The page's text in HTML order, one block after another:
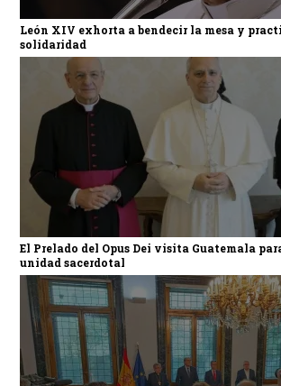
León XIV exhorta a bendecir la mesa y
solidaridad
El Prelado del Opus Dei visita Guatemala
unidad sacerdotal